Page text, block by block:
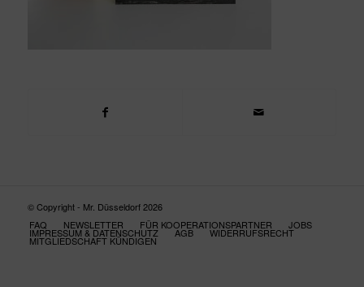
© Copyright - Mr. Düsseldorf 2026
FAQ
NEWSLETTER FÜR KOOPERATIONSPARTNER JOBS
IMPRESSUM & DATENSCHUTZ AGB WIDERRUFSRECHT
MITGLIEDSCHAFT KÜNDIGEN